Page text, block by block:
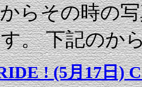
らその時の
。 下記のか
! (5月17日)